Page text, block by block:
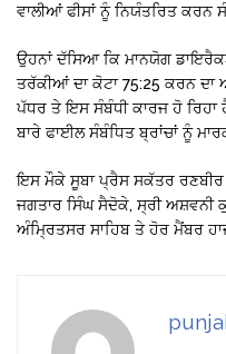
ਵਾਲੀਆਂ ਫੀਸਾਂ ਨੂੰ ਨਿਯੰਤਰਿਤ
ਉਹਨਾਂ ਦੱਸਿਆ ਕਿ ਮਾਨਯੋਗ
ਤਰੱਕੀਆਂ ਦਾ ਕੋਟਾ 75:25 ਕਰਨ
ਪੱਧਰ ਤੇ ਇਸ ਸੰਬੰਧੀ ਕਾਰਜ ਹੋ ਰਿਹਾ
ਬਾਰੇ ਫਾਈਲ ਸੰਬੰਧਿਤ ਬ੍ਰਾਂਚਾਂ ਨੂੰ
ਇਸ ਮੌਕੇ ਸੂਬਾ ਪ੍ਰੈਸ ਸਕੱਤਰ ਰਣਬੀਰ
ਜਗਤਾਰ ਸਿੰਘ ਸੈਦੋਕੇ, ਸ੍ਰੀ ਅਸ਼ਵਨੀ
ਅੰਮ੍ਰਿਤਸਰ ਸਾਹਿਬ ਤੇ ਹੋਰ ਮੈਂਬਰ